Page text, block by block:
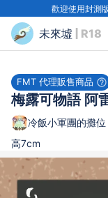
歡迎使用封測
未來墟 | R18
FMT 代理販售商品
梅露可物語 阿
冷飯小軍團的攤位
高7cm